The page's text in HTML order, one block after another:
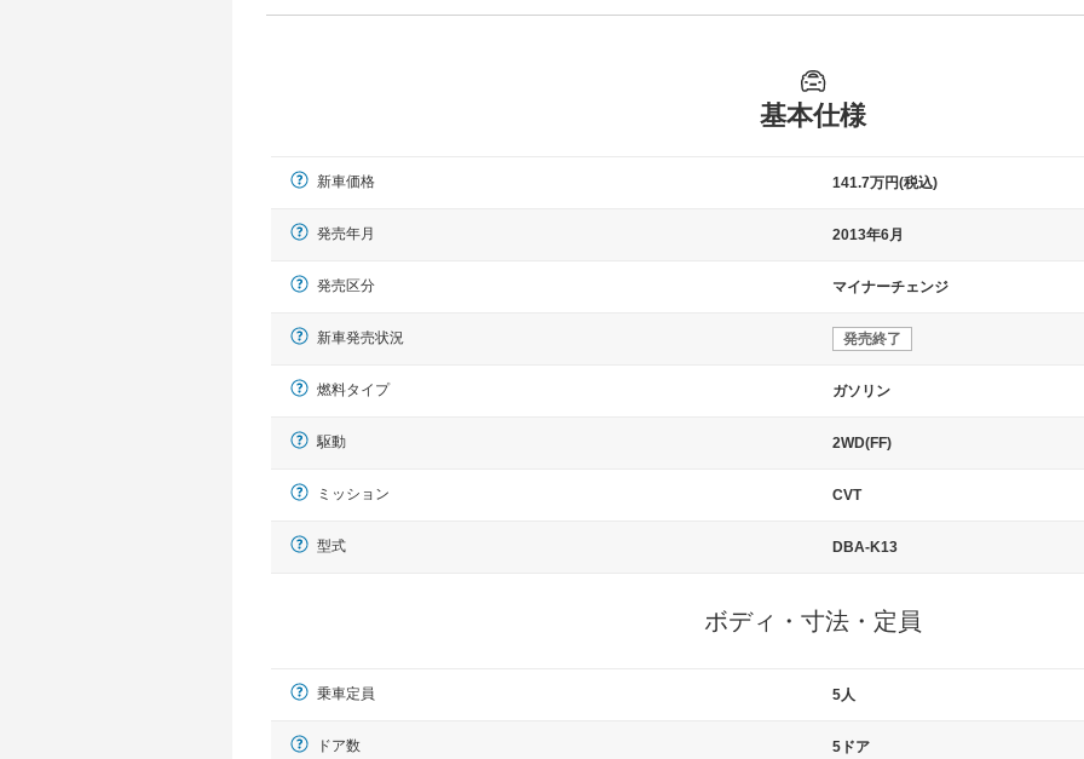
基本仕様
新車価格 141.7万円(税込)
発売年月 2013年6月
発売区分 マイナーチェンジ
新車発売状況 発売終了
燃料タイプ ガソリン
駆動 2WD(FF)
ミッション CVT
型式 DBA-K13
ボディ・寸法・定員
乗車定員 5人
ドア数 5ドア